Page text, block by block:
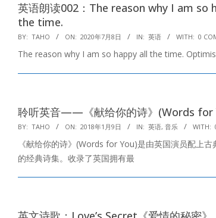
英语朗读002：The reason why I am so
the time.
2020-
07-
BY: TAHO ON: 2020年7月8日 IN: 英语 WITH: 0
The reason why I am so happy all the time. Optimis
聆听英音——《献给你的诗》(Words for
2018-
01-
09
BY: TAHO ON: 2018年1月9日 IN: 英语, 音乐 WITH:
《献给你的诗》(Words for You)是由英国演员配上古
的经典诗集。收录了英国拥有最